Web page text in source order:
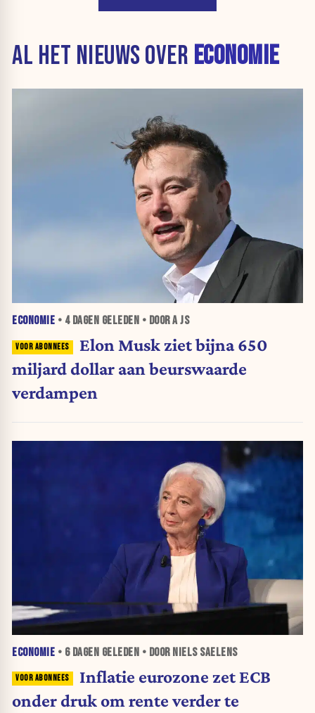
AL HET NIEUWS OVER ECONOMIE
ECONOMIE • 4 DAGEN GELEDEN • DOOR A JS
Elon Musk ziet bijna 650
miljard dollar aan beurswaarde
verdampen
ECONOMIE • 6 DAGEN GELEDEN • DOOR NIELS SAELENS
Inflatie eurozone zet ECB
onder druk om rente verder te